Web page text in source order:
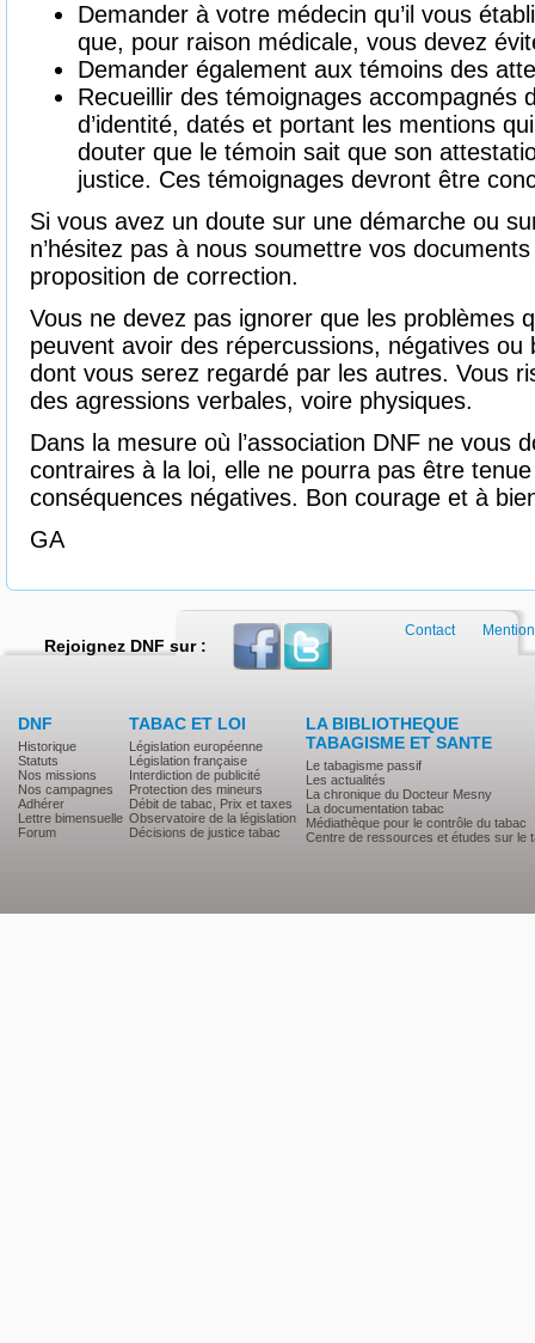
Demander à votre médecin qu’il vous
que, pour raison médicale, vous devez
Demander également aux témoins des
Recueillir des témoignages accompagnés
d’identité, datés et portant les mentions
douter que le témoin sait que son
justice. Ces témoignages devront être
Si vous avez un doute sur une démarche ou
n’hésitez pas à nous soumettre vos
proposition de correction.
Vous ne devez pas ignorer que les problèmes
peuvent avoir des répercussions, négatives ou
dont vous serez regardé par les autres. Vous
des agressions verbales, voire physiques.
Dans la mesure où l’association DNF ne vous
contraires à la loi, elle ne pourra pas être
conséquences négatives. Bon courage et à
GA
Rejoignez DNF sur :
DNF
Historique
Statuts
Nos missions
Nos campagnes
Adhérer
Lettre bimensuelle
Forum
TABAC ET LOI
Législation européenne
Législation française
Interdiction de publicité
Protection des mineurs
Débit de tabac, Prix et taxes
Observatoire de la législation
Décisions de justice tabac
LA BIBLIOTHEQUE
TABAGISME ET SANTE
Le tabagisme passif
Les actualités
La chronique du Docteur Mesny
La documentation tabac
Médiathèque pour le contrôle du tabac
Centre de ressources et études sur le
Contact